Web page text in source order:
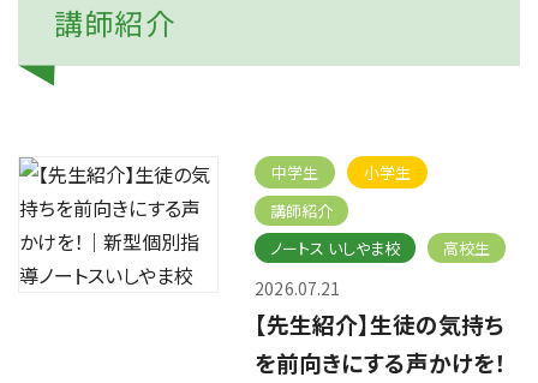
講師紹介
中学生
小学生
講師紹介
ノートス いしやま校
高校生
2026.07.21
【先生紹介】生徒の気持ち
を前向きにする声かけを！